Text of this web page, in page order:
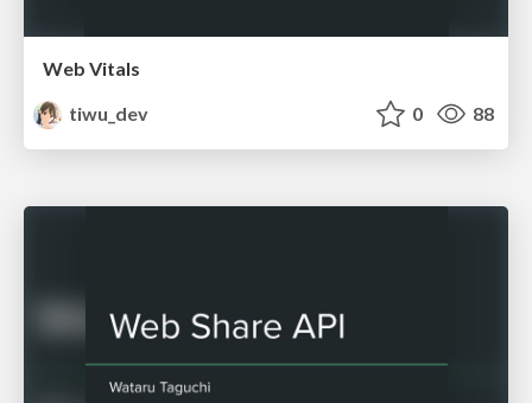
Web Vitals
tiwu_dev
0 88